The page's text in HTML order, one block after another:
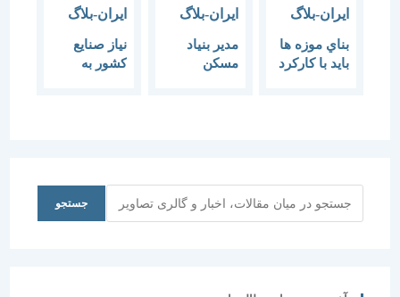
بناي موزه ها
بايد با كاركرد
مدیر بنیاد
مسکن
نیاز صنایع
کشور به
جستجو